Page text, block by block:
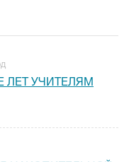
УЧИТЕЛЯМ